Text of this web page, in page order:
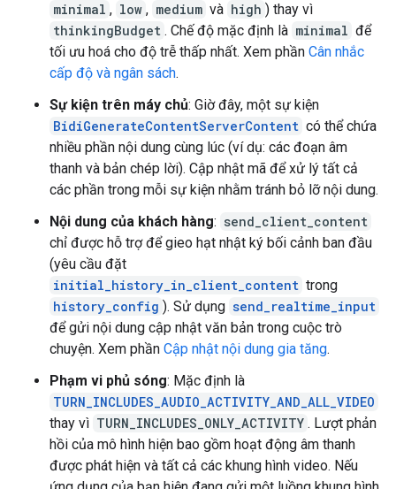
minimal , low , medium và high ) thay vì
thinkingBudget . Chế độ mặc định là minimal để
tối ưu hoá cho độ trễ thấp nhất. Xem phần Cân nhắc
cấp độ và ngân sách.
Sự kiện trên máy chủ: Giờ đây, một sự kiện
BidiGenerateContentServerContent có thể chứa
nhiều phần nội dung cùng lúc (ví dụ: các đoạn âm
thanh và bản chép lời). Cập nhật mã để xử lý tất cả
các phần trong mỗi sự kiện nhằm tránh bỏ lỡ nội dung.
Nội dung của khách hàng: send_client_content
chỉ được hỗ trợ để gieo hạt nhật ký bối cảnh ban đầu
(yêu cầu đặt
initial_history_in_client_content trong
history_config ). Sử dụng send_realtime_input
để gửi nội dung cập nhật văn bản trong cuộc trò
chuyện. Xem phần Cập nhật nội dung gia tăng.
Phạm vi phủ sóng: Mặc định là
TURN_INCLUDES_AUDIO_ACTIVITY_AND_ALL_VIDEO
thay vì TURN_INCLUDES_ONLY_ACTIVITY . Lượt phản
hồi của mô hình hiện bao gồm hoạt động âm thanh
được phát hiện và tất cả các khung hình video. Nếu